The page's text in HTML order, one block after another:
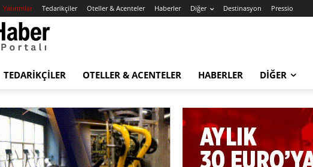
Yatırımlar Tedarikçiler Oteller & Acenteler Haberler Diğer Destinasyon Pressio
TEDARIKÇILER OTELLER & ACENTELER HABERLER DIĞER